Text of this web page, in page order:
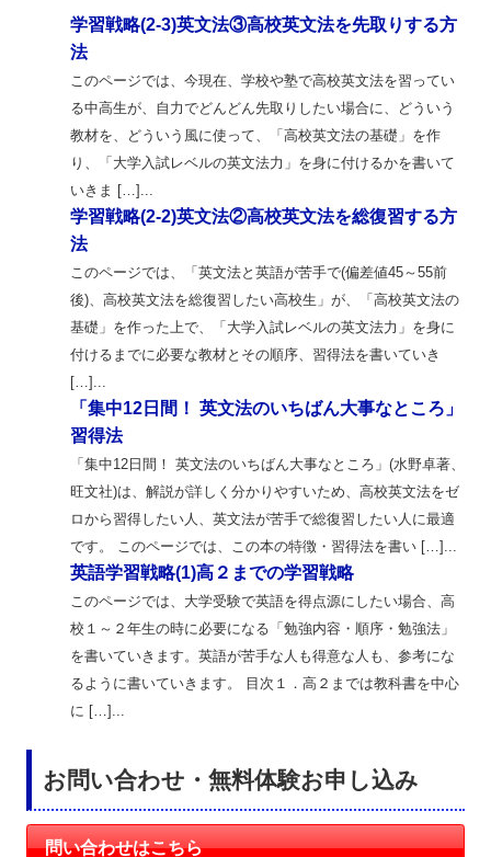
学習戦略(2-3)英文法③高校英文法を先取りする方
法
このページでは、今現在、学校や塾で高校英文法を習ってい
る中高生が、自力でどんどん先取りしたい場合に、どういう
教材を、どういう風に使って、「高校英文法の基礎」を作
り、「大学入試レベルの英文法力」を身に付けるかを書いて
いきま […]...
学習戦略(2-2)英文法②高校英文法を総復習する方
法
このページでは、「英文法と英語が苦手で(偏差値45～55前
後)、高校英文法を総復習したい高校生」が、「高校英文法の
基礎」を作った上で、「大学入試レベルの英文法力」を身に
付けるまでに必要な教材とその順序、習得法を書いていき
[…]...
「集中12日間！ 英文法のいちばん大事なところ」
習得法
「集中12日間！ 英文法のいちばん大事なところ」(水野卓著、
旺文社)は、解説が詳しく分かりやすいため、高校英文法をゼ
ロから習得したい人、英文法が苦手で総復習したい人に最適
です。 このページでは、この本の特徴・習得法を書い […]...
英語学習戦略(1)高２までの学習戦略
このページでは、大学受験で英語を得点源にしたい場合、高
校１～２年生の時に必要になる「勉強内容・順序・勉強法」
を書いていきます。英語が苦手な人も得意な人も、参考にな
るように書いていきます。 目次１．高２までは教科書を中心
に […]...
お問い合わせ・無料体験お申し込み
問い合わせはこちら